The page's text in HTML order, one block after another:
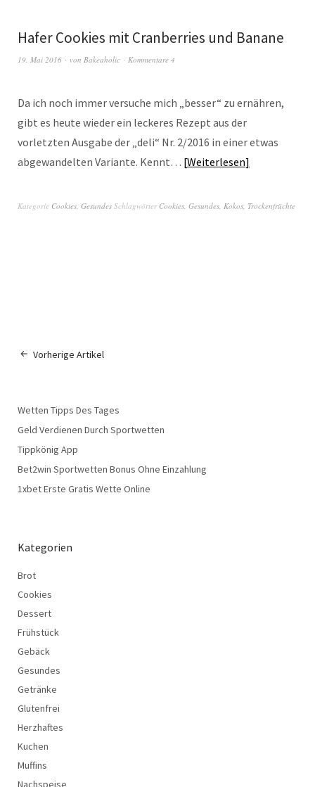
Hafer Cookies mit Cranberries und Banane
19. Mai 2016 von Bakeaholic Kommentare 4
Da ich noch immer versuche mich „besser“ zu ernähren,
gibt es heute wieder ein leckeres Rezept aus der
vorletzten Ausgabe der „deli“ Nr. 2/2016 in einer etwas
abgewandelten Variante. Kennt… Weiterlesen
Kategorie Cookies Gesundes Schlagwörter Cookies Gesundes Kokos Trockenfrüchte
Vorherige Artikel
Wetten Tipps Des Tages
Geld Verdienen Durch Sportwetten
Tippkönig App
Bet2win Sportwetten Bonus Ohne Einzahlung
1xbet Erste Gratis Wette Online
Kategorien
Brot
Cookies
Dessert
Frühstück
Gebäck
Gesundes
Getränke
Glutenfrei
Herzhaftes
Kuchen
Muffins
Nachspeise